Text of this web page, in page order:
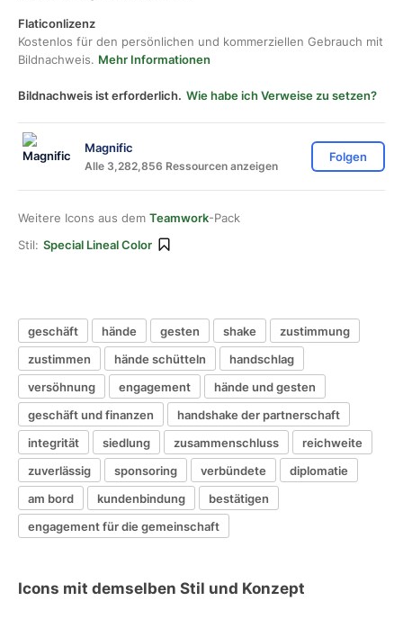
Flaticonlizenz
Kostenlos für den persönlichen und kommerziellen Gebrauch mit
Bildnachweis. Mehr Informationen
Bildnachweis ist erforderlich. Wie habe ich Verweise zu setzen?
Magnific
Alle 3,282,856 Ressourcen anzeigen
Folgen
Weitere Icons aus dem Teamwork-Pack
Stil: Special Lineal Color
geschäft hände gesten shake
zustimmung
zustimmen
hände schütteln
handschlag
versöhnung
engagement
hände und gesten
geschäft und finanzen
handshake der partnerschaft
integrität
siedlung zusammenschluss
reichweite
zuverlässig
sponsoring verbündete
diplomatie
am bord
kundenbindung
bestätigen
engagement für die gemeinschaft
Icons mit demselben Stil und Konzept